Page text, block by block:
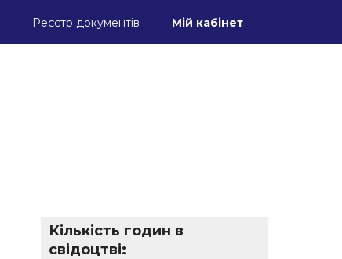
Реєстр документів Мій кабінет
Кількість годин в
свідоцтві: